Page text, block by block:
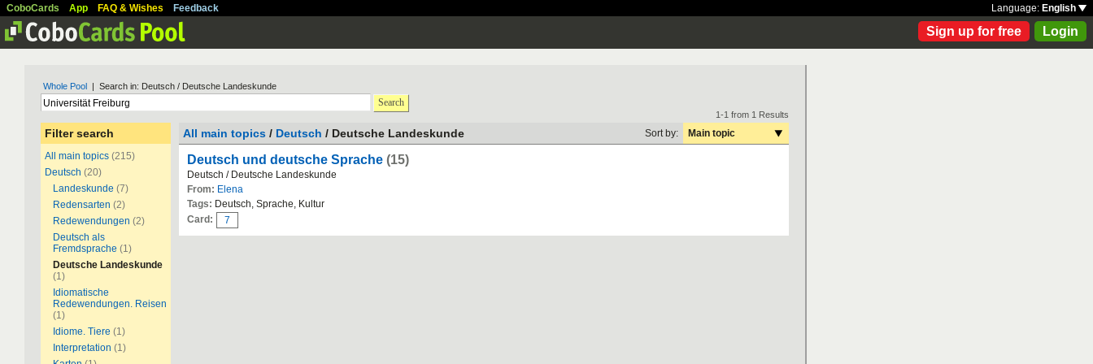
CoboCards App FAQ & Wishes Feedback Language: English
Sign up for free Login
Whole Pool | Search in: Deutsch / Deutsche Landeskunde
Search
Filter search
All main topics (215)
Deutsch (20)
Landeskunde (7)
Redensarten (2)
Redewendungen (2)
Deutsch als
Fremdsprache (1)
Deutsche Landeskunde
(1)
Idiomatische
Redewendungen. Reisen
(1)
Idiome. Tiere (1)
Interpretation (1)
1-1 from 1 Results
All main topics / Deutsch / Deutsche Landeskunde Sort by: Main topic
Deutsch und deutsche Sprache (15)
Deutsch / Deutsche Landeskunde
From: Elena
Tags: Deutsch, Sprache, Kultur
Card:
7